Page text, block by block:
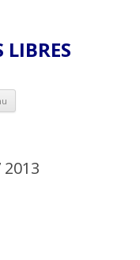
2013